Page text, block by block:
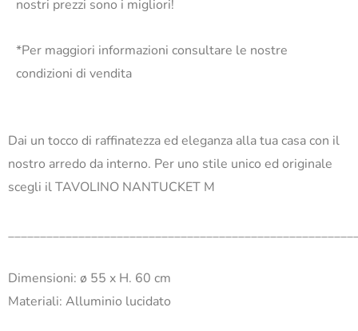
nostri prezzi sono i migliori!
*Per maggiori informazioni consultare le nostre
condizioni di vendita
Dai un tocco di raffinatezza ed eleganza alla tua casa con il
nostro arredo da interno. Per uno stile unico ed originale
scegli il TAVOLINO NANTUCKET M
Dimensioni: ø 55 x H. 60 cm
Materiali: Alluminio lucidato